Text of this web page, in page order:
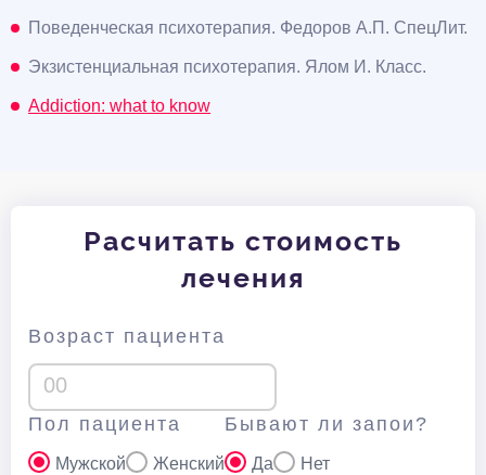
Поведенческая психотерапия. Федоров А.П. СпецЛит.
Экзистенциальная психотерапия. Ялом И. Класс.
Addiction: what to know
Расчитать стоимость
лечения
Возраст пациента
Пол пациента
Мужской Женский
Бывают ли запои?
Да Нет